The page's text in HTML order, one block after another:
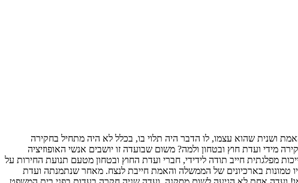
שהוא עצמו, לו הדבר היה תלוי בו, בכלל לא היה מתחיל בחקירה
ועדת חוץ ובטחון ולמה? משום שבועדה זו יושבים אנשי האופוזיציה
מפלגתית חייב תודה לידידי, חברי ועדת החוץ ובטחון מטעם תנועת החירות על
טמונות בארכיונים של הממשלה והאמת חייבת לנצח. מאחר שנתמנתה ועדת